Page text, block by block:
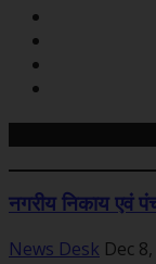
नगरीय निकाय एवं
News Desk Dec